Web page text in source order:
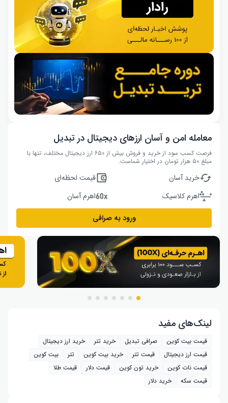
معامله امن و آسان ارزهای دیجیتال در تبدیل
فرصت کسب سود از خرید و فروش بیش از ۶۵۰ ارز دیجیتال مختلف، تنها با
مبلغ ۵۰ هزار تومان در اختیار شماست.
خرید آسان
قیمت لحظه‌ای
اهرم کلاسیک
اهرم آسان
ورود به صرافی
لینک‌های مفید
قیمت بیت کوین صرافی تبدیل خرید تتر
خرید ارز دیجیتال
قیمت ارز دیجیتال
قیمت تتر خرید بیت‌ کوین تتر
بیت کوین
قیمت نات کوین
خرید تون کوین قیمت دلار
قیمت طلا
قیمت سکه
خرید دلار